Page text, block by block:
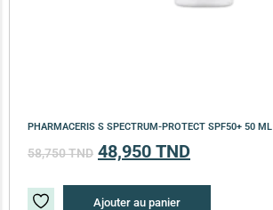
PHARMACERIS S SPECTRUM-PROTECT SPF50+ 50 ML
58,750TND 48,950 TND
Ajouter au panier